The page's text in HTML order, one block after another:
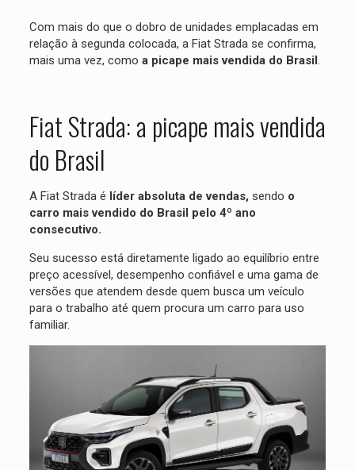
Com mais do que o dobro de unidades emplacadas em
relação à segunda colocada, a Fiat Strada se confirma,
mais uma vez, como a picape mais vendida do Brasil.
Fiat Strada: a picape mais vendida
do Brasil
A Fiat Strada é líder absoluta de vendas, sendo o
carro mais vendido do Brasil pelo 4º ano
consecutivo.
Seu sucesso está diretamente ligado ao equilíbrio entre
preço acessível, desempenho confiável e uma gama de
versões que atendem desde quem busca um veículo
para o trabalho até quem procura um carro para uso
familiar.